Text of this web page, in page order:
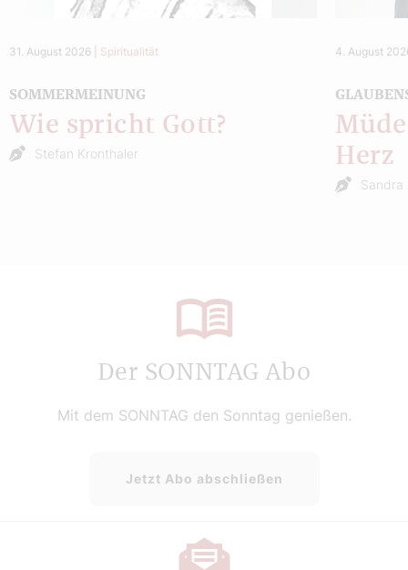
31. August 2026 Spiritualität
SOMMERMEINUNG
Wie spricht Gott?
Stefan Kronthaler
4. August
Herz
Sandra
Der SONNTAG Abo
Mit dem SONNTAG den Sonntag genießen.
Jetzt Abo abschließen